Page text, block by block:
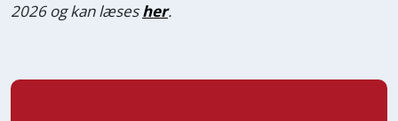
2026 og kan læsesher.